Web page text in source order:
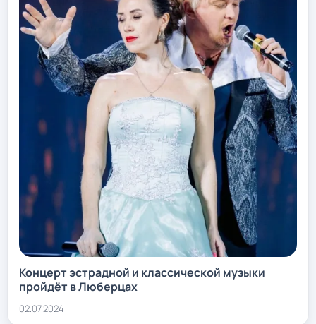
Концерт эстрадной и классической музыки
пройдёт в Люберцах
02.07.2024